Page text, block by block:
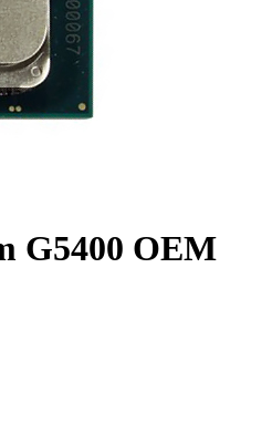
G5400 OEM